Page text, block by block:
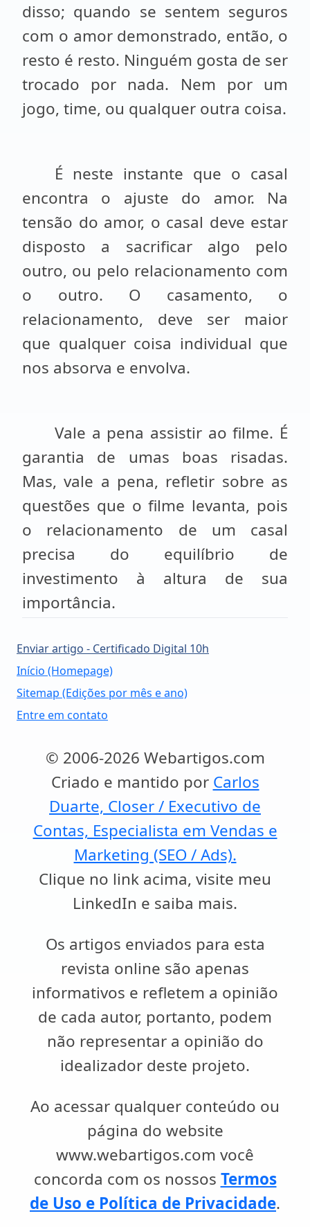
disso; quando se sentem seguros
com o amor demonstrado, então, o
resto é resto. Ninguém gosta de ser
trocado por nada. Nem por um
jogo, time, ou qualquer outra coisa.
É neste instante que o casal
encontra o ajuste do amor. Na
tensão do amor, o casal deve estar
disposto a sacrificar algo pelo
outro, ou pelo relacionamento com
o outro. O casamento, o
relacionamento, deve ser maior
que qualquer coisa individual que
nos absorva e envolva.
Vale a pena assistir ao filme. É
garantia de umas boas risadas.
Mas, vale a pena, refletir sobre as
questões que o filme levanta, pois
o relacionamento de um casal
precisa do equilíbrio de
investimento à altura de sua
importância.
Enviar artigo - Certificado Digital 10h
Início (Homepage)
Sitemap (Edições por mês e ano)
Entre em contato
© 2006-2026 Webartigos.com
Criado e mantido por Carlos
Duarte, Closer / Executivo de
Contas, Especialista em Vendas e
Marketing (SEO / Ads).
Clique no link acima, visite meu
LinkedIn e saiba mais.
Os artigos enviados para esta
revista online são apenas
informativos e refletem a opinião
de cada autor, portanto, podem
não representar a opinião do
idealizador deste projeto.
Ao acessar qualquer conteúdo ou
página do website
www.webartigos.com você
concorda com os nossos Termos
de Uso e Política de Privacidade.